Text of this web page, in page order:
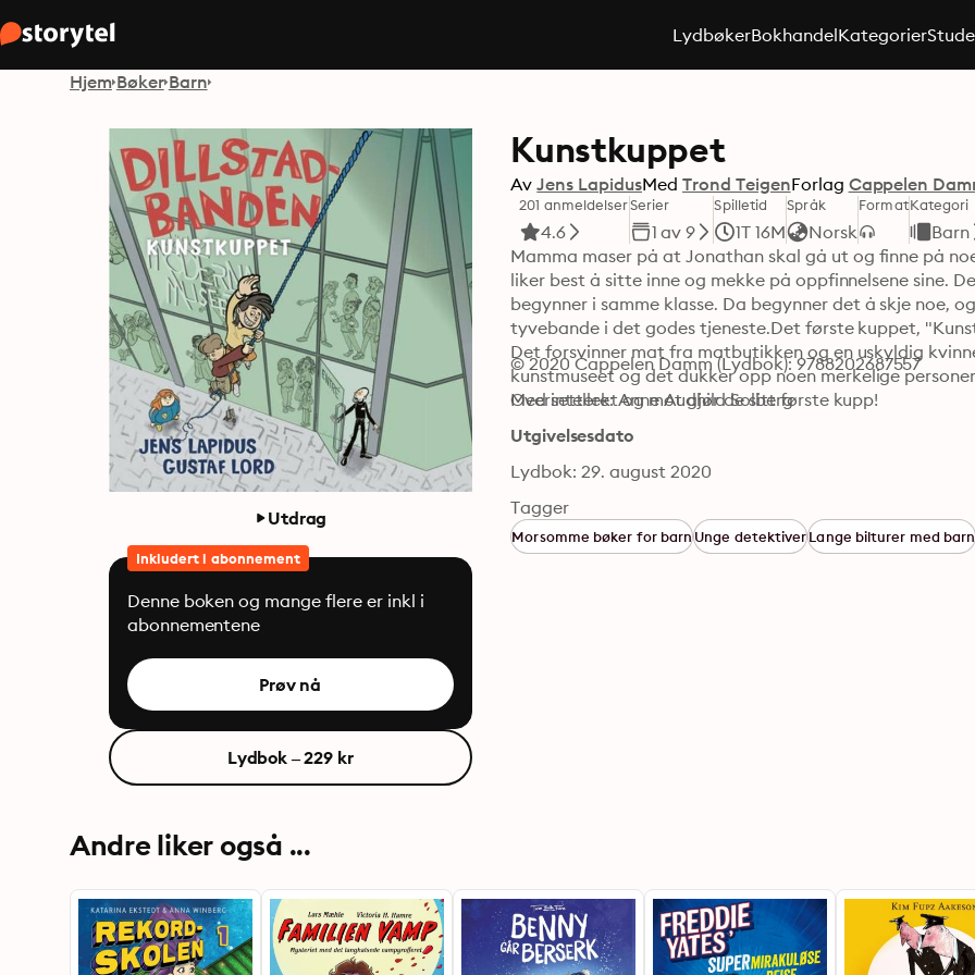
LydbøkerBokhandelKategorier
Hjem Bøker Barn
Utdrag
Inkludert i abonnement
Denne boken og mange flere er inkl i
abonnementene
Prøv nå
Lydbok – 229 kr
Kunstkuppet
Av Jens LapidusMed Trond TeigenForlag Cappelen
201 anmeldelser
4.6
Serier
1 av 9
Spilletid
1T 16M
Språk
Norsk
FormatKategori
Barn
Mamma maser på at Jonathan skal gå ut og finne på
liker best å sitte inne og mekke på oppfinnelsene sine.
begynner i samme klasse. Da begynner det å skje noe,
tyvebande i det godes tjeneste.Det første kuppet,
Det forsvinner mat fra matbutikken og en uskyldig
kunstmuseet og det dukker opp noen merkelige
Med intellekt og mot gjør de sitt første kupp!
© 2020 Cappelen Damm (Lydbok): 9788202687557
Oversettere: Anne Audhild Solberg
Utgivelsesdato
Lydbok: 29. august 2020
Tagger
Morsomme bøker for barnUnge detektiverLange bilturer med barn
Andre liker også ...